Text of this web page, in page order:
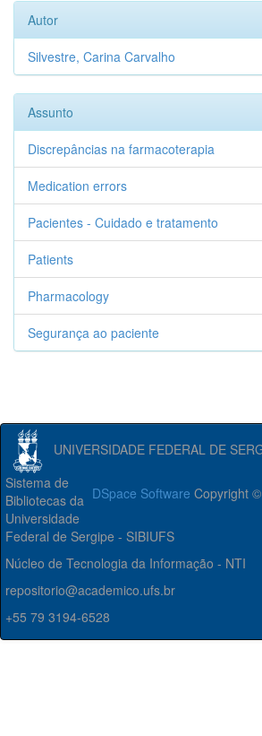
Autor
Silvestre, Carina Carvalho
Assunto
Discrepâncias na farmacoterapia
Medication errors
Pacientes - Cuidado e tratamento
Patients
Pharmacology
Segurança ao paciente
UNIVERSIDADE FEDERAL DE
DSpace Software Copyright
Sistema de
Bibliotecas da
Universidade
Federal de Sergipe - SIBIUFS
Núcleo de Tecnologia da Informação - NTI
repositorio@academico.ufs.br
+55 79 3194-6528